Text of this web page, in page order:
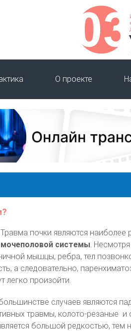
О проекте
Травма почки являются наиболее
мочеполовой системы.
мышцы, ребра, тел
а следовательно,
легко произойти.
случаев являются
травмы, колото-резаные и
большой редкостью, тем